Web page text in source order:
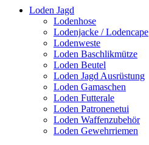
Loden Jagd
Lodenhose
Lodenjacke / Lodencape
Lodenweste
Loden Baschlikmütze
Loden Beutel
Loden Jagd Ausrüstung
Loden Gamaschen
Loden Futterale
Loden Patronenetui
Loden Waffenzubehör
Loden Gewehrriemen